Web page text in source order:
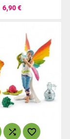
6,90 €
 